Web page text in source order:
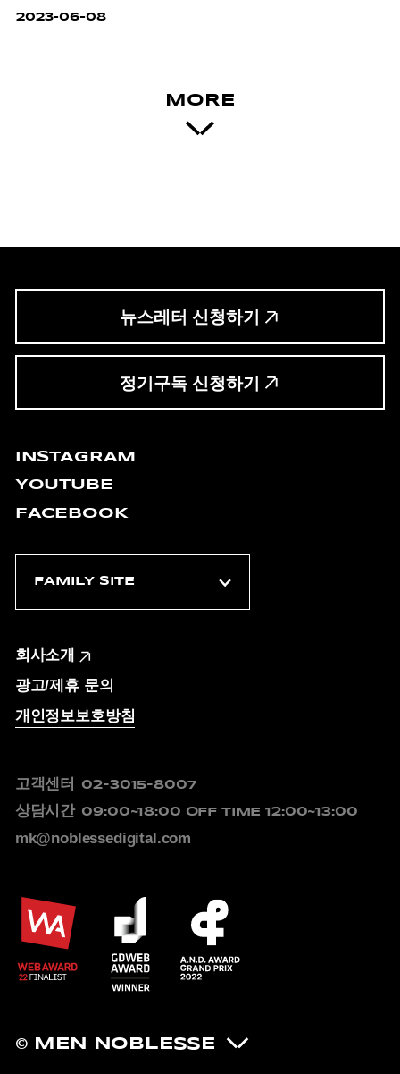
2023-06-08
MORE
뉴스레터 신청하기
정기구독 신청하기
INSTAGRAM
YOUTUBE
FACEBOOK
회사소개
광고/제휴 문의
개인정보보호방침
고객센터 02-3015-8007
상담시간 09:00~18:00 OFF TIME 12:00~13:00
mk@noblessedigital.com
© MEN NOBLESSE